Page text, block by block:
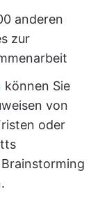
anderen
zur
können Sie
von
oder